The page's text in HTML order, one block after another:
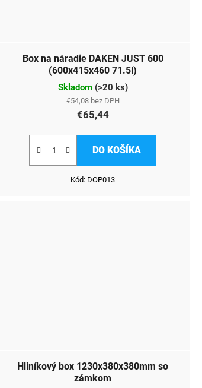
Box na náradie DAKEN JUST 600
(600x415x460 71.5l)
Skladom (>20 ks)
€54,08 bez DPH
€65,44
DO KOŠÍKA
Kód: DOP013
Hliníkový box 1230x380x380mm so
zámkom